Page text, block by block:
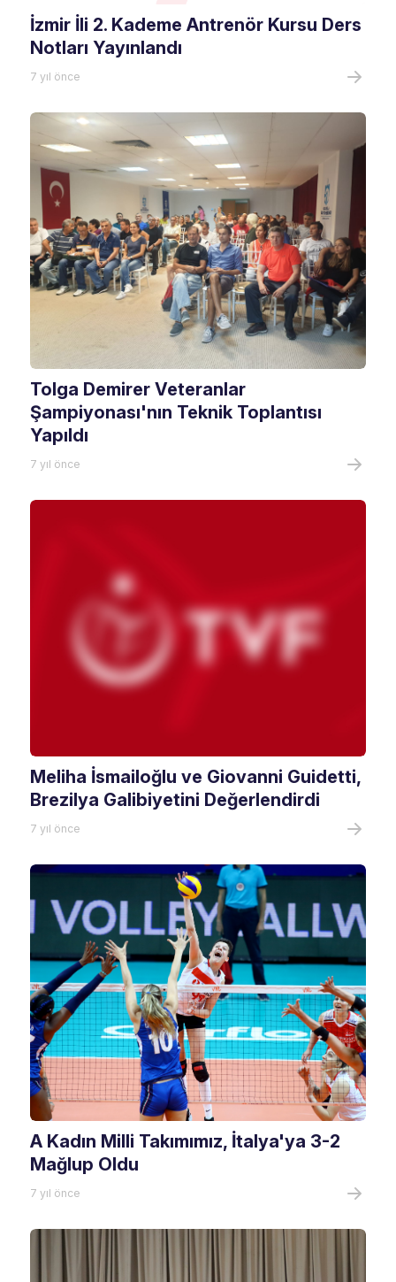
İzmir İli 2. Kademe Antrenör Kursu Ders
Notları Yayınlandı
7 yıl önce
Tolga Demirer Veteranlar
Şampiyonası'nın Teknik Toplantısı
Yapıldı
7 yıl önce
Meliha İsmailoğlu ve Giovanni Guidetti,
Brezilya Galibiyetini Değerlendirdi
7 yıl önce
A Kadın Milli Takımımız, İtalya'ya 3-2
Mağlup Oldu
7 yıl önce